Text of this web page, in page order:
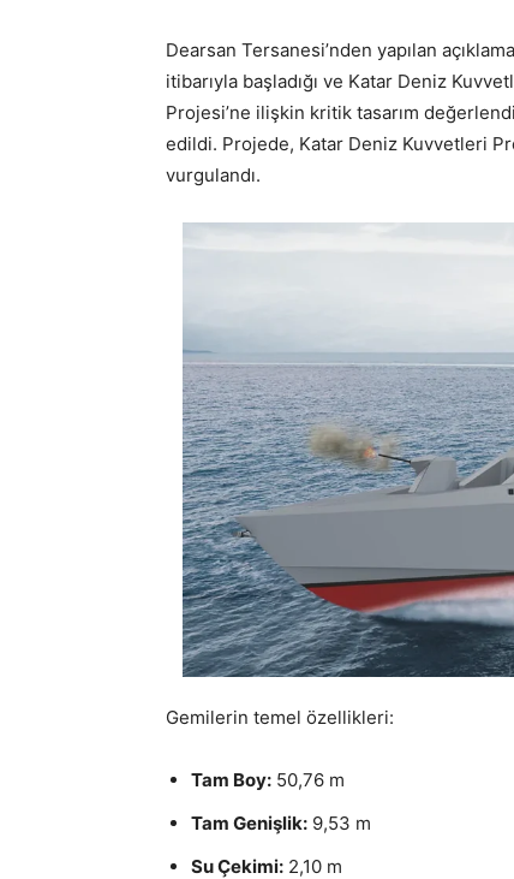
Dearsan Tersanesi’nden yapılan
itibarıyla başladığı ve Katar Deniz
Projesi’ne ilişkin kritik tasarım
edildi. Projede, Katar Deniz Kuvvetleri
vurgulandı.
Gemilerin temel özellikleri:
Tam Boy: 50,76 m
Tam Genişlik: 9,53 m
Su Çekimi: 2,10 m